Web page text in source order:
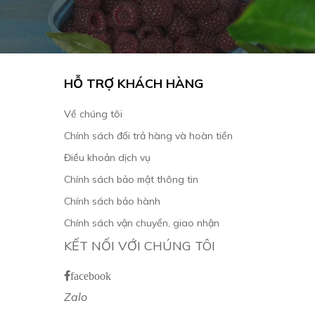
HỖ TRỢ KHÁCH HÀNG
Về chúng tôi
Chính sách đổi trả hàng và hoàn tiền
Điều khoản dịch vụ
Chính sách bảo mật thông tin
Chính sách bảo hành
Chính sách vận chuyển, giao nhận
KẾT NỐI VỚI CHÚNG TÔI
facebook
Zalo